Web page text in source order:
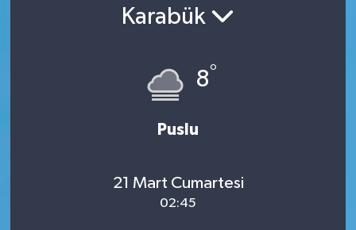
Karabük
8°
Puslu
21 Mart Cumartesi
02:45